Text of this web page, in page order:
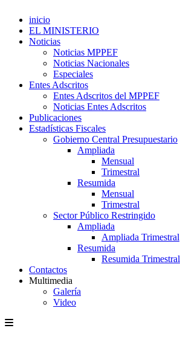
inicio
EL MINISTERIO
Noticias
Noticias MPPEF
Noticias Nacionales
Especiales
Entes Adscritos
Entes Adscritos del MPPEF
Noticias Entes Adscritos
Publicaciones
Estadísticas Fiscales
Gobierno Central Presupuestario
Ampliada
Mensual
Trimestral
Resumida
Mensual
Trimestral
Sector Público Restringido
Ampliada
Ampliada Trimestral
Resumida
Resumida Trimestral
Contactos
Multimedia
Galería
Video